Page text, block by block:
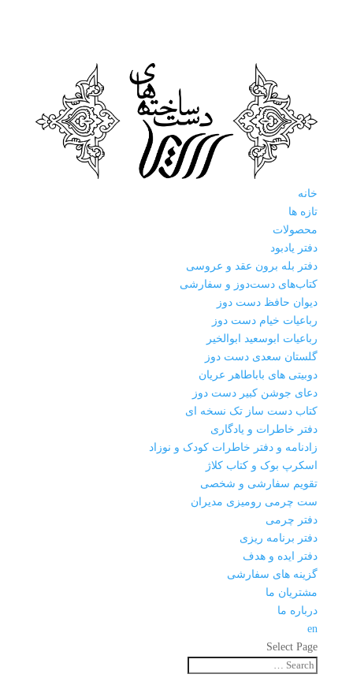
خانه
تازه ها
محصولات
دفتر یادبود
دفتر بله برون عقد و عروسی
کتاب‌های دست‌دوز و سفارشی
دیوان حافظ دست دوز
رباعیات خیام دست دوز
رباعیات ابوسعید ابوالخیر
گلستان سعدی دست دوز
دوبیتی های باباطاهر عریان
دعای جوشن کبیر دست دوز
کتاب دست ساز تک نسخه ای
دفتر خاطرات و یادگاری
زادنامه و دفتر خاطرات کودک و نوزاد
اسکرپ بوک و کتاب کلاژ
تقویم سفارشی و شخصی
ست چرمی رومیزی مدیران
دفتر چرمی
دفتر برنامه ریزی
دفتر ایده و هدف
گزینه های سفارشی
مشتریان ما
درباره ما
en
Select Page